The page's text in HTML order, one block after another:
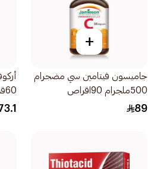
+
جاميسون فيتامين سي مضجرام
500ملجرام 90اقراص
89
60قرص